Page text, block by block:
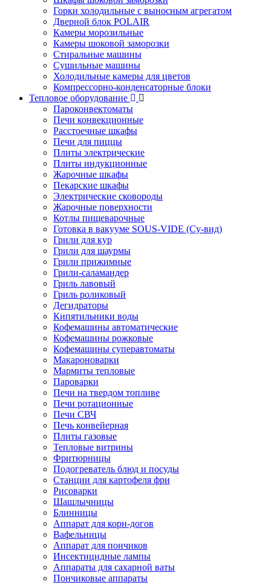
Горки холодильные с выносным агрегатом
Дверной блок POLAIR
Камеры морозильные
Камеры шоковой заморозки
Стиральные машины
Сушильные машины
Холодильные камеры для цветов
Компрессорно-конденсаторные блоки
Тепловое оборудование
Пароконвектоматы
Печи конвекционные
Расстоечные шкафы
Печи для пиццы
Плиты электрические
Плиты индукционные
Жарочные шкафы
Пекарские шкафы
Электрические сковороды
Жарочные поверхности
Котлы пищеварочные
Готовка в вакууме SOUS-VIDE (Су-вид)
Грили для кур
Грили для шаурмы
Грили прижимные
Грили-саламандер
Гриль лавовый
Гриль роликовый
Дегидраторы
Кипятильники воды
Кофемашины автоматические
Кофемашины рожковые
Кофемашины суперавтоматы
Макароноварки
Мармиты тепловые
Пароварки
Печи на твердом топливе
Печи ротационные
Печи СВЧ
Печь конвейерная
Плиты газовые
Тепловые витрины
Фритюрницы
Подогреватель блюд и посуды
Станции для картофеля фри
Рисоварки
Шашлычницы
Блинницы
Аппарат для корн-догов
Вафельницы
Аппарат для пончиков
Инсектицидные лампы
Аппараты для сахарной ваты
Пончиковые аппараты